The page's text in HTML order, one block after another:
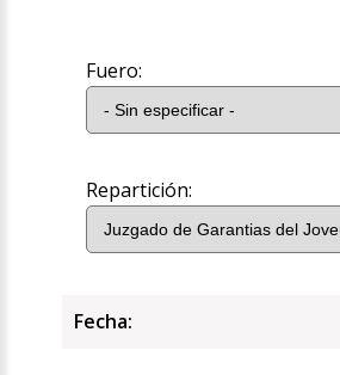
Fuero:
Repartición:
Fecha: